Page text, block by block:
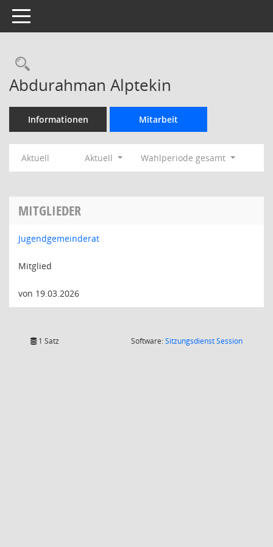
Toggle navigation
Rechercheauswahl
Abdurahman Alptekin
Informationen Mitarbeit
Aktuell Aktuell Wahlperiode gesamt
MITGLIEDER
Jugendgemeinderat
Mitglied
von 19.03.2026
1 Satz Software:SitzungsdienstSession(Wird in